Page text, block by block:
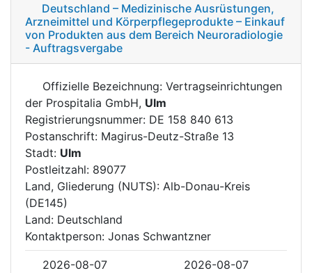
Deutschland – Medizinische Ausrüstungen,
Arzneimittel und Körperpflegeprodukte – Einkauf
von Produkten aus dem Bereich Neuroradiologie
- Auftragsvergabe
Offizielle Bezeichnung: Vertragseinrichtungen
der Prospitalia GmbH, Ulm
Registrierungsnummer: DE 158 840 613
Postanschrift: Magirus-Deutz-Straße 13
Stadt: Ulm
Postleitzahl: 89077
Land, Gliederung (NUTS): Alb-Donau-Kreis
(DE145)
Land: Deutschland
Kontaktperson: Jonas Schwantzner
2026-08-07
2026-08-07